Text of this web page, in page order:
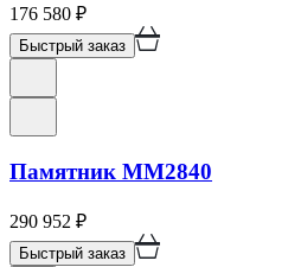
176 580 ₽
Быстрый заказ
Памятник ММ2840
290 952 ₽
Быстрый заказ